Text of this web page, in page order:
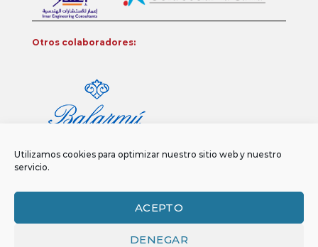
Utilizamos cookies para optimizar nuestro sitio web y nuestro
servicio.
ACEPTO
DENEGAR
Otros colaboradores:
Política de privacidad